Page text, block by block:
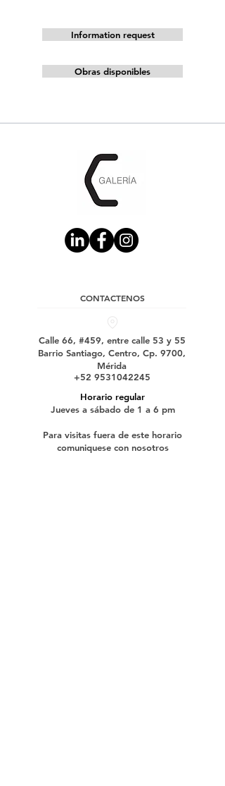
Information request
Obras disponibles
CONTACTENOS
Calle 66, #459, entre calle 53 y 55
Barrio Santiago, Centro, Cp. 9700,
Mérida
+52 9531042245
Horario regular
Jueves a sábado de 1 a 6 pm
Para visitas fuera de este horario
comuniquese con nosotros